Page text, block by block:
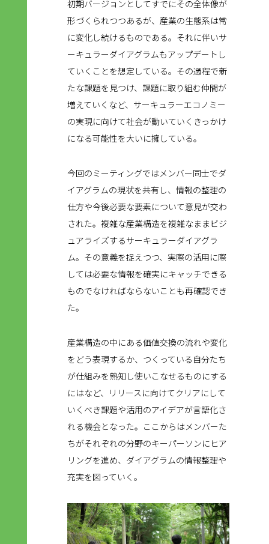
初期バージョンとしてすでにその全体像が
形づくられつつあるが、産業の生態系は常
に変化し続けるものである。それに伴いサ
ーキュラーダイアグラムもアップデートし
ていくことを想定している。その過程で新
たな課題を見つけ、課題に取り組む仲間が
増えていくなど、サーキュラーエコノミー
の実現に向けて社会が動いていくきっかけ
になる可能性を大いに擁している。
今回のミーティングではメンバー同士でダ
イアグラムの現状を共有し、情報の整理の
仕方や今後必要な要素について意見が交わ
された。複雑な産業構造を複雑なままビジ
ュアライズするサーキュラーダイアグラ
ム。その意義を捉えつつ、実際の活用に際
しては必要な情報を確実にキャッチできる
ものでなければならないことも再確認でき
た。
産業構造の中にある価値交換の流れや変化
をどう表現するか、つくっている自分たち
が仕組みを熟知し使いこなせるものにする
にはなど、リリースに向けてクリアにして
いくべき課題や活用のアイデアが言語化さ
れる機会となった。ここからはメンバーた
ちがそれぞれの分野のキーパーソンにヒア
リングを進め、ダイアグラムの情報整理や
充実を図っていく。